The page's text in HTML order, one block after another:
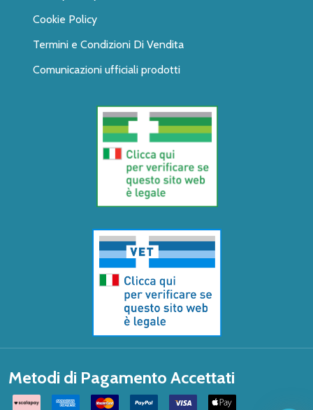
Cookie Policy
Termini e Condizioni Di Vendita
Comunicazioni ufficiali prodotti
Metodi di Pagamento Accettati